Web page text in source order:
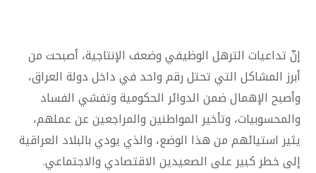
إنّ تداعيات الترهل الوظيفي وضعف الإنتاجية، أصبحت من
أبرز المشاكل التي تحتل رقم واحد في داخل دولة العراق،
وأصبح الإهمال ضمن الدوائر الحكومية وتفشي الفساد
والمحسوبيات، وتأخير المواطنين والمراجعين عن عملهم،
يثير استيائهم من هذا الوضع، والذي يودي بالبلاد العراقية
إلى خطر كبير على الصعيدين الاقتصادي والاجتماعي.